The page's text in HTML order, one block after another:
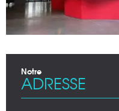
Notre
ADRESSE